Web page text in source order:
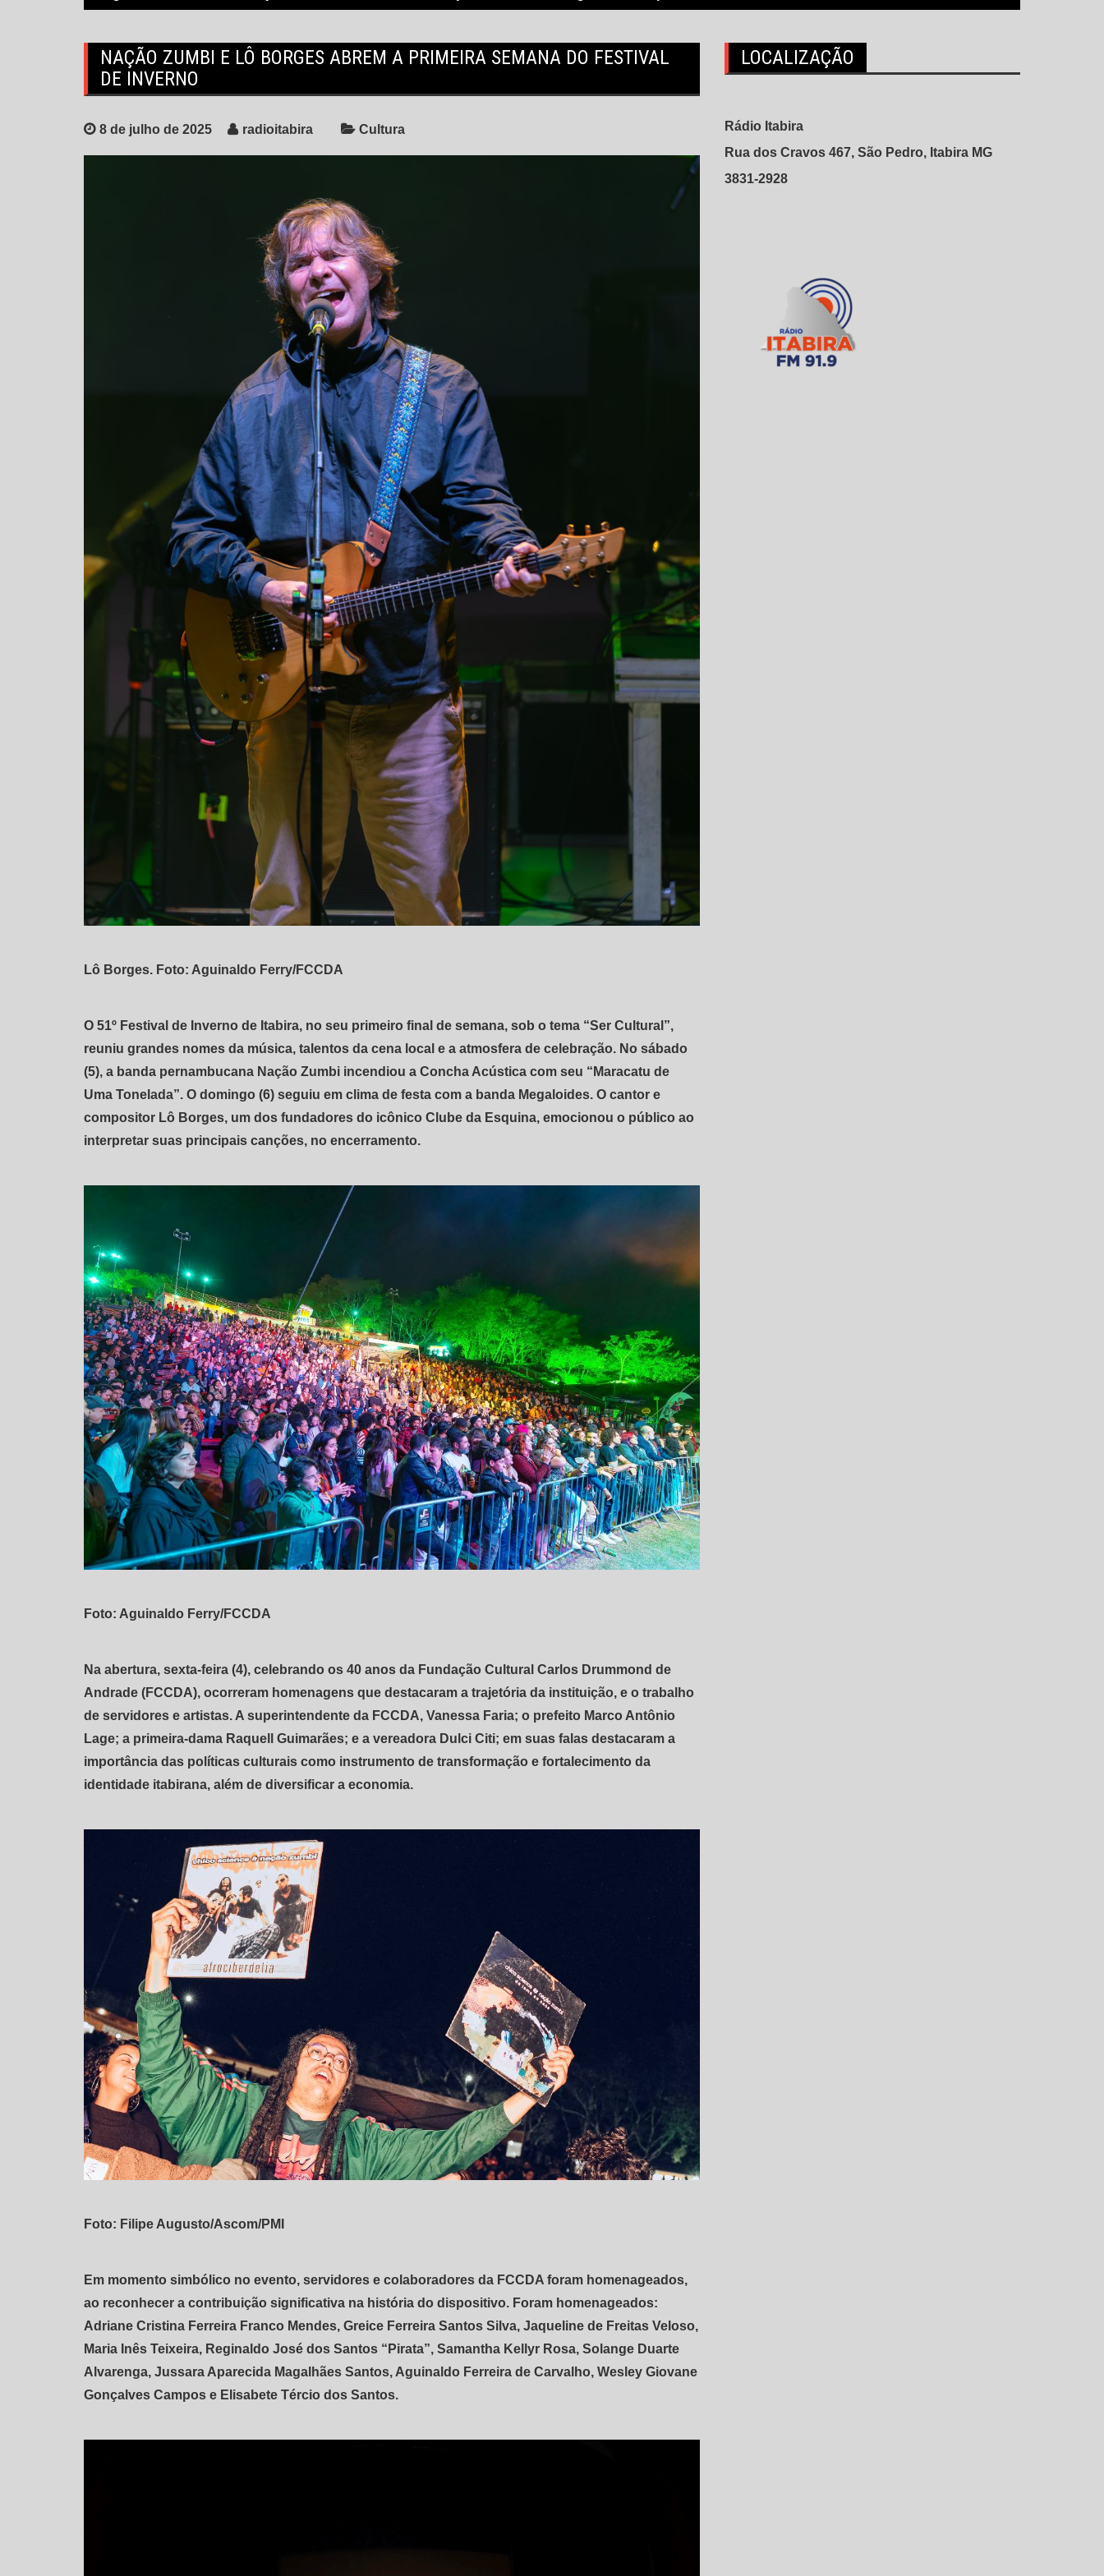
NAÇÃO ZUMBI E LÔ BORGES ABREM A PRIMEIRA SEMANA DO FESTIVAL
DE INVERNO
8 de julho de 2025 radioitabira Cultura
Lô Borges. Foto: Aguinaldo Ferry/FCCDA
O 51º Festival de Inverno de Itabira, no seu primeiro final de semana, sob o tema “Ser Cultural”,
reuniu grandes nomes da música, talentos da cena local e a atmosfera de celebração. No sábado
(5), a banda pernambucana Nação Zumbi incendiou a Concha Acústica com seu “Maracatu de
Uma Tonelada”. O domingo (6) seguiu em clima de festa com a banda Megaloides. O cantor e
compositor Lô Borges, um dos fundadores do icônico Clube da Esquina, emocionou o público ao
interpretar suas principais canções, no encerramento.
Foto: Aguinaldo Ferry/FCCDA
Na abertura, sexta-feira (4), celebrando os 40 anos da Fundação Cultural Carlos Drummond de
Andrade (FCCDA), ocorreram homenagens que destacaram a trajetória da instituição, e o trabalho
de servidores e artistas. A superintendente da FCCDA, Vanessa Faria; o prefeito Marco Antônio
Lage; a primeira-dama Raquell Guimarães; e a vereadora Dulci Citi; em suas falas destacaram a
importância das políticas culturais como instrumento de transformação e fortalecimento da
identidade itabirana, além de diversificar a economia.
Foto: Filipe Augusto/Ascom/PMI
Em momento simbólico no evento, servidores e colaboradores da FCCDA foram homenageados,
ao reconhecer a contribuição significativa na história do dispositivo. Foram homenageados:
Adriane Cristina Ferreira Franco Mendes, Greice Ferreira Santos Silva, Jaqueline de Freitas Veloso,
Maria Inês Teixeira, Reginaldo José dos Santos “Pirata”, Samantha Kellyr Rosa, Solange Duarte
Alvarenga, Jussara Aparecida Magalhães Santos, Aguinaldo Ferreira de Carvalho, Wesley Giovane
Gonçalves Campos e Elisabete Tércio dos Santos.
LOCALIZAÇÃO
Rádio Itabira
Rua dos Cravos 467, São Pedro, Itabira MG
3831-2928